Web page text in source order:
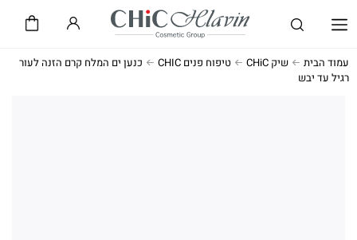
עמוד הבית שיק CHiC טיפוח פנים CHIC
כנען ים המלח קרם הזנה לעור
רגיל עד יבש